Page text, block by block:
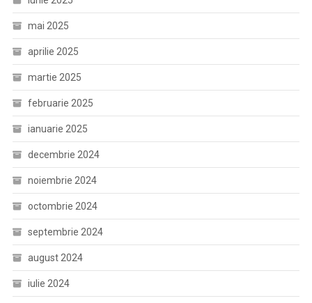
mai 2025
aprilie 2025
martie 2025
februarie 2025
ianuarie 2025
decembrie 2024
noiembrie 2024
octombrie 2024
septembrie 2024
august 2024
iulie 2024